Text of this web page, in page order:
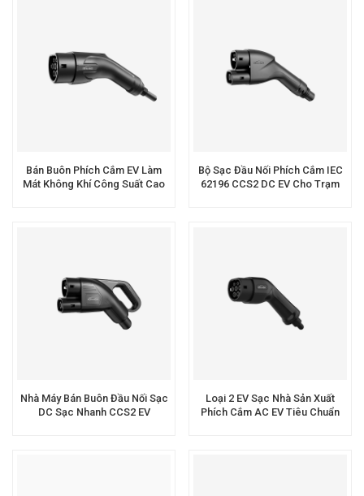
Bán Buôn Phích Cắm EV Làm
Mát Không Khí Công Suất Cao
Bộ Sạc Đầu Nối Phích Cắm IEC
62196 CCS2 DC EV Cho Trạm
Nhà Máy Bán Buôn Đầu Nối Sạc
DC Sạc Nhanh CCS2 EV
Loại 2 EV Sạc Nhà Sản Xuất
Phích Cắm AC EV Tiêu Chuẩn